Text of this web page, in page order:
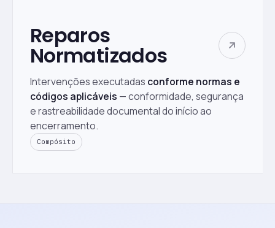
Reparos
Normatizados
Intervenções executadas conforme normas e
códigos aplicáveis — conformidade, segurança
e rastreabilidade documental do início ao
encerramento.
Compósito